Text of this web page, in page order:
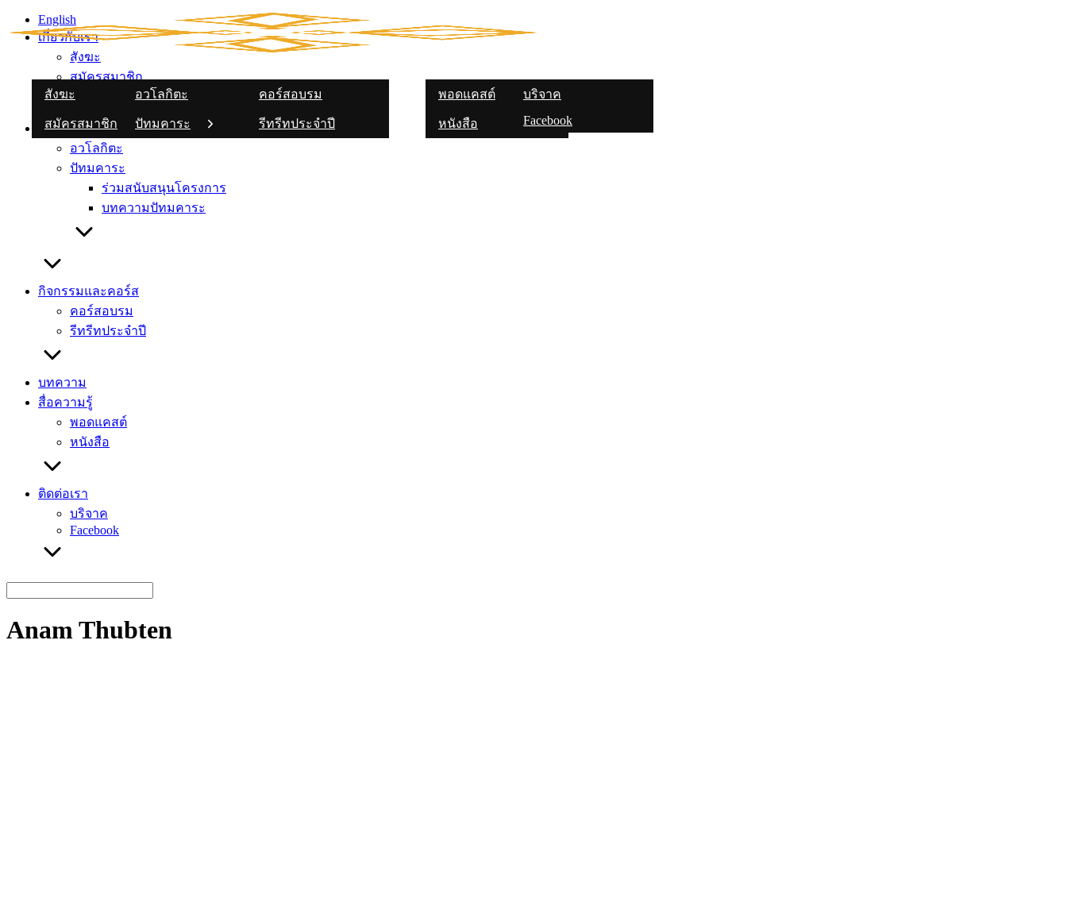
Skip
to
content
เกี่ยวกับเรา
สังฆะ
สมัครสมาชิก
อวโลกิตะ
ปัทมคาระ
ร่วมสนับสนุน
โครงการ
คอร์สอบรม
รีทรีทประจำปี
พอดแคสต์
หนังสือ
บริจาค
Facebook
English
เกี่ยวกับเรา
สังฆะ
สมัครสมาชิก
มูลนิธิวัชรปัญญา
อวโลกิตะ
ปัทมคาระ
ร่วมสนับสนุนโครงการ
บทความปัทมคาระ
กิจกรรมและคอร์ส
คอร์สอบรม
รีทรีทประจำปี
บทความ
สื่อความรู้
พอดแคสต์
หนังสือ
ติดต่อเรา
บริจาค
Facebook
for:
Anam Thubten